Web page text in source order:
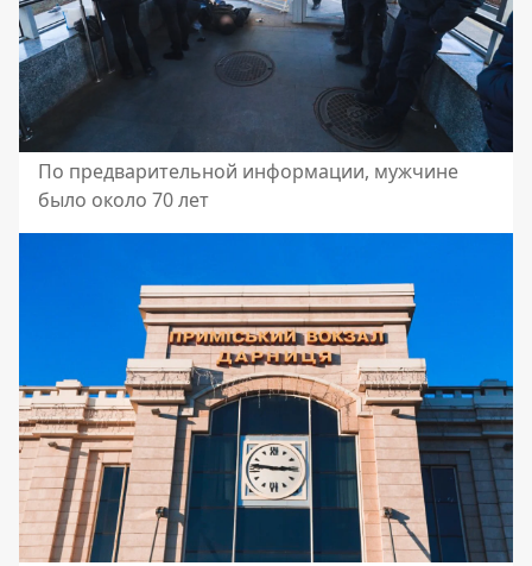
По предварительной информации, мужчине
было около 70 лет